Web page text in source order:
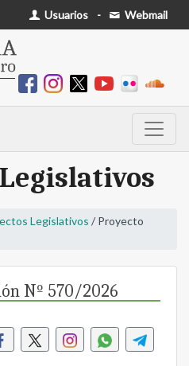
Usuarios - Webmail
Legislativos / Proyecto
Nº 570/2026